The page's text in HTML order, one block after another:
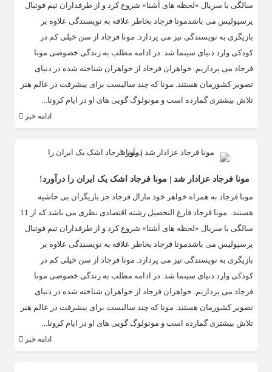
سالگی با سریال «لحظه های آشنا» شروع کرد و از طرفداران تیم فوتبال
پرسپولیس می باشدمونا فرجاد بخاطر علاقه به نویسندگی علاوه بر
بازیگری به نویسندگی نیز می پردازد. مونا فرجاد از سن خیلی کم در
کودکی وارد دنیای سینما شد. در ادامه مطلب به زندگی خصوصی مونا
فرجاد می پردازیم. خواهران فرجاد از خواهران شناخته شده در دنیای
تصویر کشورمان هستند. مونا که چند سالیست برای پیشرفت در عالم هنر
تلاش بیشتری گمارده است و مونولوگ گویی های او در ایام کرونا...
ادامه خبر
مونا فرجاد عزادار شد | مونا فرجاد اشک یک ایران را درآورد!
مونا فرجاد به همراه خواهر خود مارال فرجاد جز بازیگران بی حاشیه
هستند. مونا فرجاد فارغ التحصیل رشته اقتصادی نظری می باشد که از 11
سالگی با سریال «لحظه های آشنا» شروع کرد و از طرفداران تیم فوتبال
پرسپولیس می باشدمونا فرجاد بخاطر علاقه به نویسندگی علاوه بر
بازیگری به نویسندگی نیز می پردازد. مونا فرجاد از سن خیلی کم در
کودکی وارد دنیای سینما شد. در ادامه مطلب به زندگی خصوصی مونا
فرجاد می پردازیم. خواهران فرجاد از خواهران شناخته شده در دنیای
تصویر کشورمان هستند. مونا که چند سالیست برای پیشرفت در عالم هنر
تلاش بیشتری گمارده است و مونولوگ گویی های او در ایام کرونا...
ادامه خبر